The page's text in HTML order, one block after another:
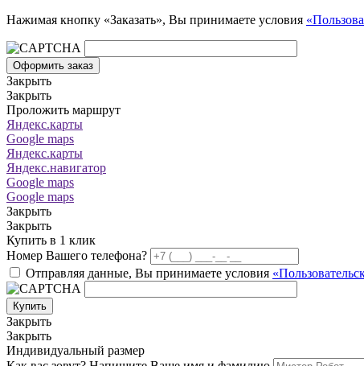
Нажимая кнопку «Заказать», Вы принимаете условия
Оформить заказ
Закрыть
Закрыть
Проложить маршрут
Яндекс.карты
Google maps
Яндекс.карты
Яндекс.навигатор
Google maps
Google maps
Закрыть
Закрыть
Купить в 1 клик
Номер Вашего телефона?
Отправляя данные, Вы принимаете условия
Купить
Закрыть
Закрыть
Индивидуальный размер